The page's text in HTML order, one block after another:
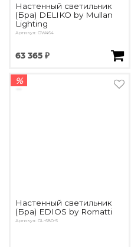
Настенный светильник
(Бра) DELIKO by Mullan
Lighting
Артикул: OW464
63 365 ₽
%
Настенный светильник
(Бра) EDIOS by Romatti
Артикул: GL-680-5